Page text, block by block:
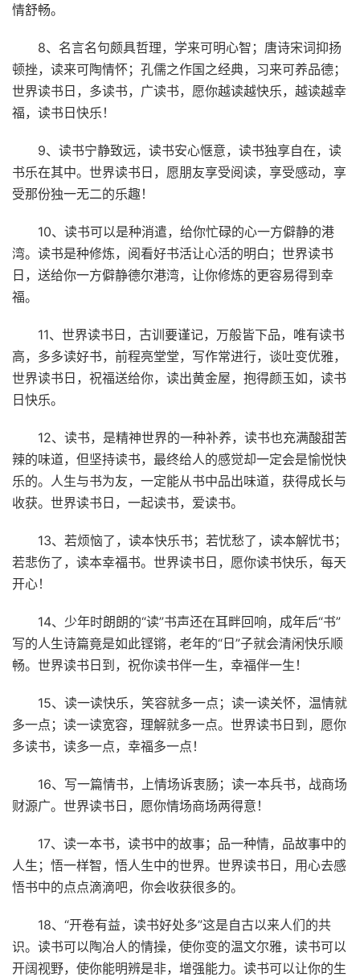
情舒畅。
8、名言名句颇具哲理，学来可明心智；唐诗宋词抑扬
顿挫，读来可陶情怀；孔儒之作国之经典，习来可养品德；
世界读书日，多读书，广读书，愿你越读越快乐，越读越幸
福，读书日快乐！
9、读书宁静致远，读书安心惬意，读书独享自在，读
书乐在其中。世界读书日，愿朋友享受阅读，享受感动，享
受那份独一无二的乐趣！
10、读书可以是种消遣，给你忙碌的心一方僻静的港
湾。读书是种修炼，阅看好书活让心活的明白；世界读书
日，送给你一方僻静德尔港湾，让你修炼的更容易得到幸
福。
11、世界读书日，古训要谨记，万般皆下品，唯有读书
高，多多读好书，前程亮堂堂，写作常进行，谈吐变优雅，
世界读书日，祝福送给你，读出黄金屋，抱得颜玉如，读书
日快乐。
12、读书，是精神世界的一种补养，读书也充满酸甜苦
辣的味道，但坚持读书，最终给人的感觉却一定会是愉悦快
乐的。人生与书为友，一定能从书中品出味道，获得成长与
收获。世界读书日，一起读书，爱读书。
13、若烦恼了，读本快乐书；若忧愁了，读本解忧书；
若悲伤了，读本幸福书。世界读书日，愿你读书快乐，每天
开心！
14、少年时朗朗的“读”书声还在耳畔回响，成年后“书”
写的人生诗篇竟是如此铿锵，老年的“日”子就会清闲快乐顺
畅。世界读书日到，祝你读书伴一生，幸福伴一生！
15、读一读快乐，笑容就多一点；读一读关怀，温情就
多一点；读一读宽容，理解就多一点。世界读书日到，愿你
多读书，读多一点，幸福多一点！
16、写一篇情书，上情场诉衷肠；读一本兵书，战商场
财源广。世界读书日，愿你情场商场两得意！
17、读一本书，读书中的故事；品一种情，品故事中的
人生；悟一样智，悟人生中的世界。世界读书日，用心去感
悟书中的点点滴滴吧，你会收获很多的。
18、“开卷有益，读书好处多”这是自古以来人们的共
识。读书可以陶冶人的情操，使你变的温文尔雅，读书可以
开阔视野，使你能明辨是非，增强能力。读书可以让你的生